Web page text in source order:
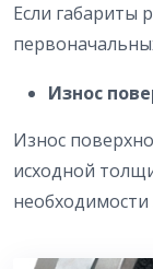
Если габариты
Износ
Износ
исходной